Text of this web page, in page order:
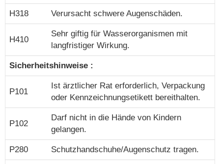
H318 Verursacht schwere Augenschäden.
H410
Sehr giftig für Wasserorganismen mit
langfristiger Wirkung.
Sicherheitshinweise :
P101
Ist ärztlicher Rat erforderlich, Verpackung
oder Kennzeichnungsetikett bereithalten.
P102
Darf nicht in die Hände von Kindern
gelangen.
P280 Schutzhandschuhe/Augenschutz tragen.